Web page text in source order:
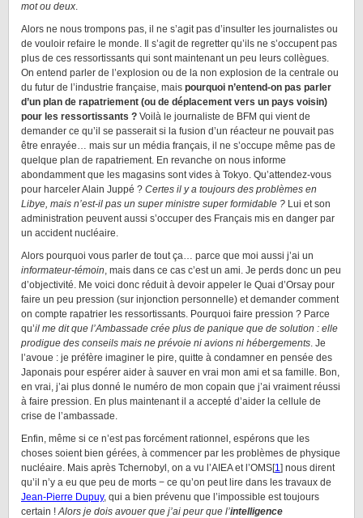
mot ou deux.
Alors ne nous trompons pas, il ne s’agit pas d’insulter les journalistes ou
de vouloir refaire le monde. Il s’agit de regretter qu’ils ne s’occupent pas
plus de ces ressortissants qui sont maintenant un peu leurs collègues.
On entend parler de l’explosion ou de la non explosion de la centrale ou
du futur de l’industrie française, mais pourquoi n’entend-on pas parler
d’un plan de rapatriement (ou de déplacement vers un pays voisin)
pour les ressortissants ? Voilà le journaliste de BFM qui vient de
demander ce qu’il se passerait si la fusion d’un réacteur ne pouvait pas
être enrayée… mais sur un média français, il ne s’occupe même pas de
quelque plan de rapatriement. En revanche on nous informe
abondamment que les magasins sont vides à Tokyo. Qu’attendez-vous
pour harceler Alain Juppé ? Certes il y a toujours des problèmes en
Libye, mais n’est-il pas un super ministre super formidable ? Lui et son
administration peuvent aussi s’occuper des Français mis en danger par
un accident nucléaire.
Alors pourquoi vous parler de tout ça… parce que moi aussi j’ai un
informateur-témoin, mais dans ce cas c’est un ami. Je perds donc un peu
d’objectivité. Me voici donc réduit à devoir appeler le Quai d’Orsay pour
faire un peu pression (sur injonction personnelle) et demander comment
on compte rapatrier les ressortissants. Pourquoi faire pression ? Parce
qu’il me dit que l’Ambassade crée plus de panique que de solution : elle
prodigue des conseils mais ne prévoie ni avions ni hébergements. Je
l’avoue : je préfère imaginer le pire, quitte à condamner en pensée des
Japonais pour espérer aider à sauver en vrai mon ami et sa famille. Bon,
en vrai, j’ai plus donné le numéro de mon copain que j’ai vraiment réussi
à faire pression. En plus maintenant il a accepté d’aider la cellule de
crise de l’ambassade.
Enfin, même si ce n’est pas forcément rationnel, espérons que les
choses soient bien gérées, à commencer par les problèmes de physique
nucléaire. Mais après Tchernobyl, on a vu l’AIEA et l’OMS[1] nous dirent
qu’il n’y a eu que peu de morts − ce qu’on peut lire dans les travaux de
Jean-Pierre Dupuy, qui a bien prévenu que l’impossible est toujours
certain !Alors je dois avouer que j’ai peur que l’intelligence